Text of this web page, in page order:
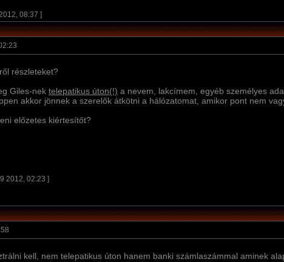
08:37 ]
részleteket?
Giles-nek telepatikus úton(!) a nevem, lakcí­mem, egyéb személyes
akkor jönnek a szerelők átkötni a hálózatomat, amikor pont nem
előzetes kiértesí­tőt?
2012, 02:23 ]
kell, nem telepatikus úton hanem banki számlaszámmal aminek